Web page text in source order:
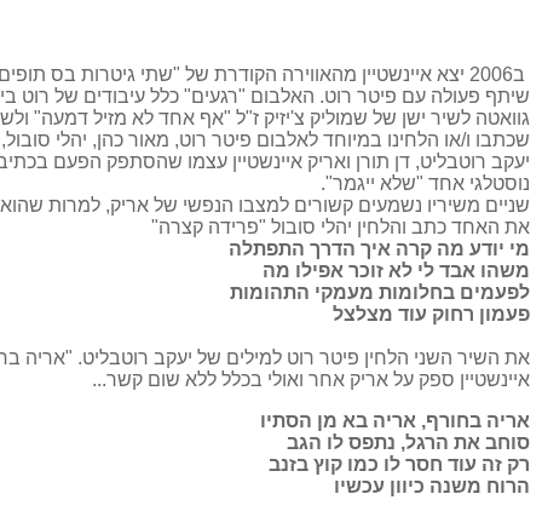
ב2006 יצא איינשטיין מהאווירה הקודרת של "שתי גיטרות בס
שיתף פעולה עם פיטר רוט. האלבום "רגעים" כלל עיבודים של רוט
גוואטה לשיר ישן של שמוליק צ'יזיק ז"ל "אף אחד לא מזיל דמעה"
שכתבו ו/או הלחינו במיוחד לאלבום פיטר רוט, מאור כהן, יהלי
יעקב רוטבליט, דן תורן ואריק איינשטיין עצמו שהסתפק הפעם
נוסטלגי אחד "שלא ייגמר".
שניים משיריו נשמעים קשורים למצבו הנפשי של אריק, למרות
את האחד כתב והלחין יהלי סובול "פרידה קצרה"
מי יודע מה קרה איך הדרך התפתלה
משהו אבד לי לא זוכר אפילו מה
לפעמים בחלומות מעמקי התהומות
פעמון רחוק עוד מצלצל
את השיר השני הלחין פיטר רוט למילים של יעקב רוטבליט. "אריה
איינשטיין ספק על אריק אחר ואולי בכלל ללא שום קשר...
אריה בחורף, אריה בא מן הסתיו
סוחב את הרגל, נתפס לו הגב
רק זה עוד חסר לו כמו קוץ בזנב
הרוח משנה כיוון עכשיו